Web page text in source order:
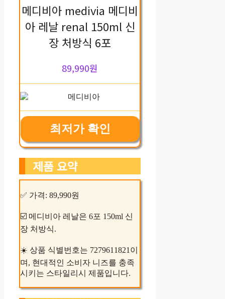
메디비아 medivia 메디비
아 레날 renal 150ml 신
장 처방식 6포
89,990원
최저가 확인
제품 요약
✅ 가격: 89,990원
☑️ 메디비아 레날은 6포 150ml 신
장 처방식.
☀️ 상품 식별번호는 7279611821이
며, 현대적인 소비자 니즈를 충족
시키는 스타일리시 제품입니다.